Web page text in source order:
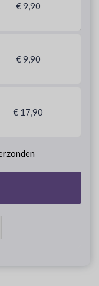
€ 9,90
€ 9,90
€ 17,90